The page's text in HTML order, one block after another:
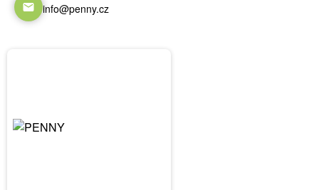
info@penny.cz